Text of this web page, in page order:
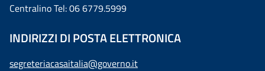
Centralino Tel: 06 6779.5999
INDIRIZZI DI POSTA ELETTRONICA
segreteriacasaitalia@governo.it